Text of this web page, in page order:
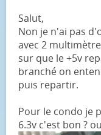
Salut,
Non je n'ai pas
avec 2
sur que le +5v
branché on
puis repartir.
Pour le condo je
6.3v c'est bon ?